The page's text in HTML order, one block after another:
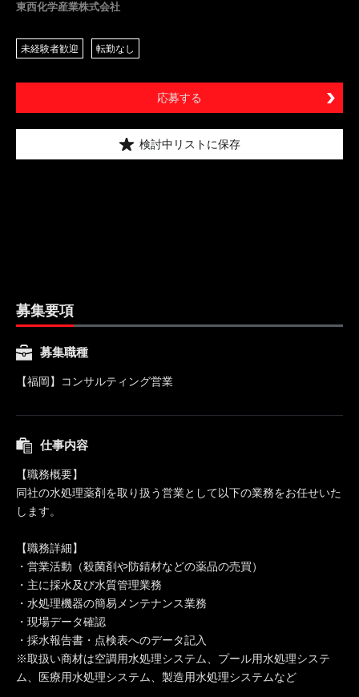
東西化学産業株式会社
未経験者歓迎 転勤なし
応募する
検討中リストに保存
募集要項
募集職種
【福岡】コンサルティング営業
仕事内容
【職務概要】
同社の水処理薬剤を取り扱う営業として以下の業務をお任せいた
します。
【職務詳細】
・営業活動（殺菌剤や防錆材などの薬品の売買）
・主に採水及び水質管理業務
・水処理機器の簡易メンテナンス業務
・現場データ確認
・採水報告書・点検表へのデータ記入
※取扱い商材は空調用水処理システム、プール用水処理システ
ム、医療用水処理システム、製造用水処理システムなど